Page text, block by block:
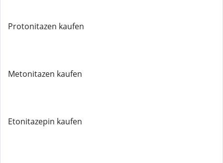
Protonitazen kaufen
Metonitazen kaufen
Etonitazepin kaufen